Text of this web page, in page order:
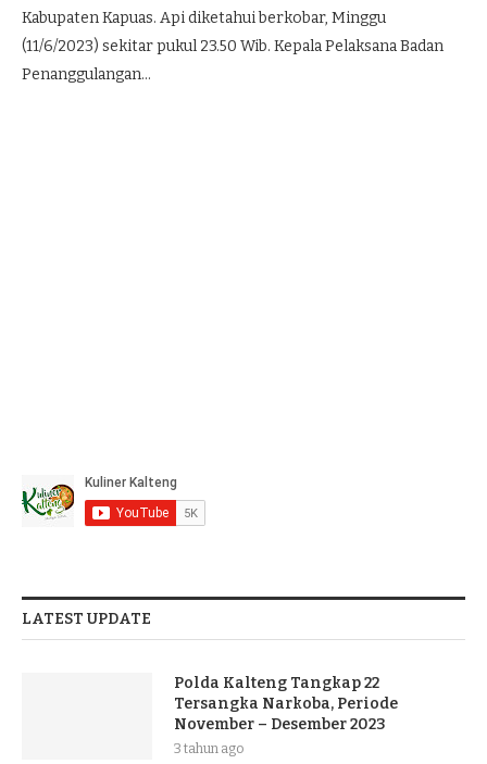
Kabupaten Kapuas. Api diketahui berkobar, Minggu
(11/6/2023) sekitar pukul 23.50 Wib. Kepala Pelaksana Badan
Penanggulangan…
LATEST UPDATE
Polda Kalteng Tangkap 22
Tersangka Narkoba, Periode
November – Desember 2023
3 tahun ago